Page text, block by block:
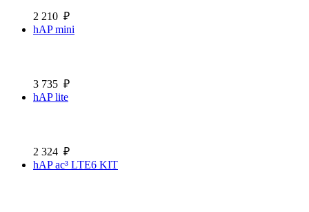
2 210 ₽
hAP mini
3 735 ₽
hAP lite
2 324 ₽
hAP ac³ LTE6 KIT